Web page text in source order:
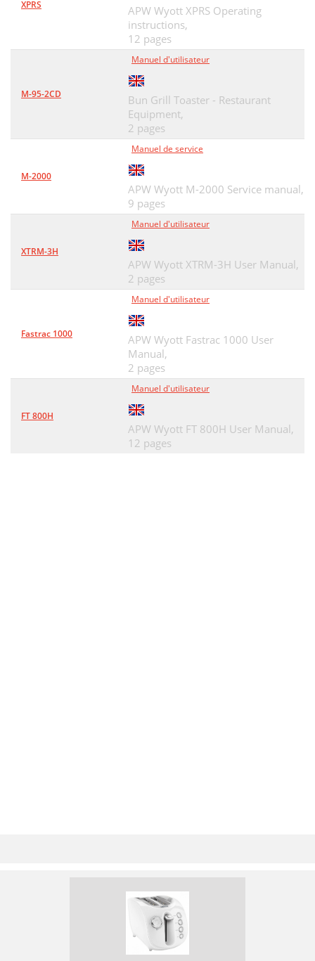
XPRS
APW Wyott XPRS Operating
instructions,
12 pages
M-95-2CD
Manuel d'utilisateur
Bun Grill Toaster - Restaurant
Equipment,
2 pages
M-2000
Manuel de service
APW Wyott M-2000 Service manual,
9 pages
XTRM-3H
Manuel d'utilisateur
APW Wyott XTRM-3H User Manual,
2 pages
Fastrac 1000
Manuel d'utilisateur
APW Wyott Fastrac 1000 User
Manual,
2 pages
FT 800H
Manuel d'utilisateur
APW Wyott FT 800H User Manual,
12 pages